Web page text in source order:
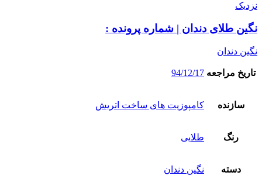
نزدیک
نگین طلای دندان | شماره پرونده :
نگین دندان
تاریخ مراجعه 94/12/17
سازنده کامپوزیت های ساخت اتریش
رنگ طلایی
دسته نگین دندان